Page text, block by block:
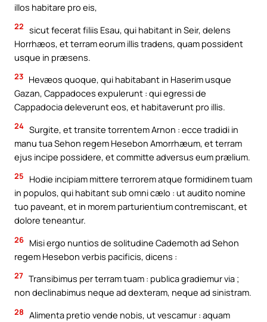
illos habitare pro eis,
22 sicut fecerat filiis Esau, qui habitant in Seir, delens
Horrhæos, et terram eorum illis tradens, quam possident
usque in præsens.
23 Hevæos quoque, qui habitabant in Haserim usque
Gazan, Cappadoces expulerunt : qui egressi de
Cappadocia deleverunt eos, et habitaverunt pro illis.
24 Surgite, et transite torrentem Arnon : ecce tradidi in
manu tua Sehon regem Hesebon Amorrhæum, et terram
ejus incipe possidere, et committe adversus eum prælium.
25
Hodie incipiam mittere terrorem atque formidinem tuam
in populos, qui habitant sub omni cælo : ut audito nomine
tuo paveant, et in morem parturientium contremiscant, et
dolore teneantur.
26 Misi ergo nuntios de solitudine Cademoth ad Sehon
regem Hesebon verbis pacificis, dicens :
27 Transibimus per terram tuam : publica gradiemur via ;
non declinabimus neque ad dexteram, neque ad sinistram.
28 Alimenta pretio vende nobis, ut vescamur : aquam